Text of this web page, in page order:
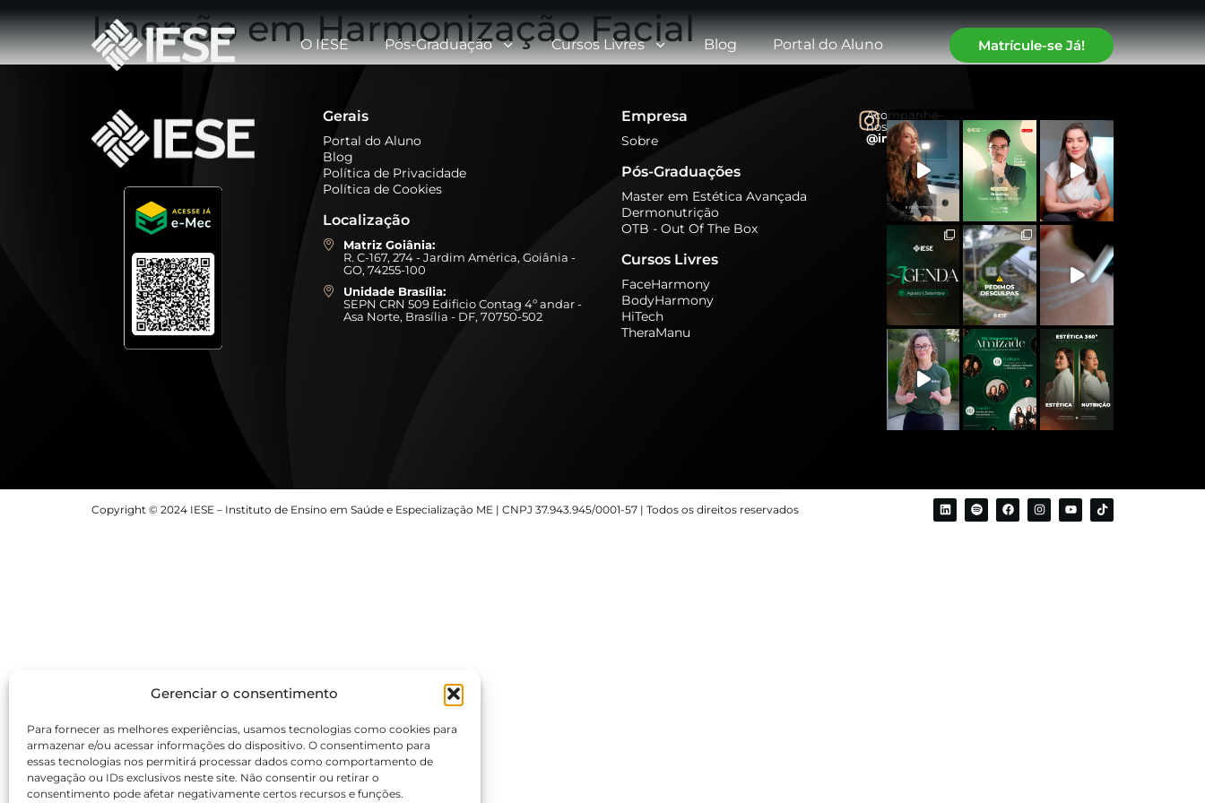
Gerenciar o consentimento
Para fornecer as melhores experiências, usamos tecnologias como cookies para
armazenar e/ou acessar informações do dispositivo. O consentimento para
essas tecnologias nos permitirá processar dados como comportamento de
navegação ou IDs exclusivos neste site. Não consentir ou retirar o
consentimento pode afetar negativamente certos recursos e funções.
O IESE Pós-Graduação Cursos Livres Blog Portal do Aluno Matrícule-se Já!
Imersão em Harmonização Facial
Gerais
Portal do Aluno
Blog
Política de Privacidade
Política de Cookies
Localização
Matriz Goiânia:
R. C-167, 274 - Jardim América, Goiânia -
GO, 74255-100
Unidade Brasília:
SEPN CRN 509 Edificio Contag 4º andar -
Asa Norte, Brasília - DF, 70750-502
Empresa
Sobre
Pós-Graduações
Master em Estética Avançada
Dermonutrição
OTB - Out Of The Box
Cursos Livres
FaceHarmony
BodyHarmony
HiTech
TheraManu
Acompanhe-
nos:
@instituto.iese
Copyright © 2024 IESE – Instituto de Ensino em Saúde e Especialização ME | CNPJ 37.943.945/0001-57 | Todos os direitos reservados